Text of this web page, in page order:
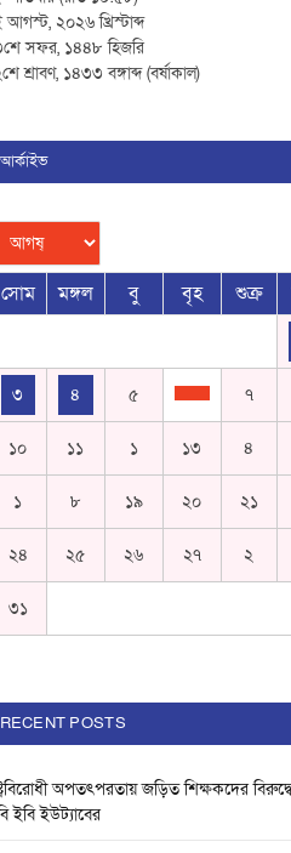
২০২৬ খ্রিস্টাব্দ
সফর, ১৪৪৮ হিজরি
শ্রাবণ, ১৪৩৩ বঙ্গাব্দ (বর্ষাকাল)
আর্কাইভ
সোম মঙ্গল বু বৃহ শুক্র
৩ ৪ ৫ ৭
১০ ১১ ১ ১৩ ৪
১ ৮ ১৯ ২০ ২১
২৪ ২৫ ২৬ ২৭ ২
৩১
RECENT POSTS
অপতৎপরতায় জড়িত শিক্ষকদের
ইবি ইউট্যাবের